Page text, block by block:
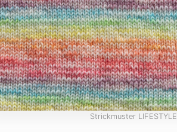
Strickmuster LIFESTYLE